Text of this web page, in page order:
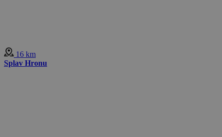
16 km
Splav Hronu